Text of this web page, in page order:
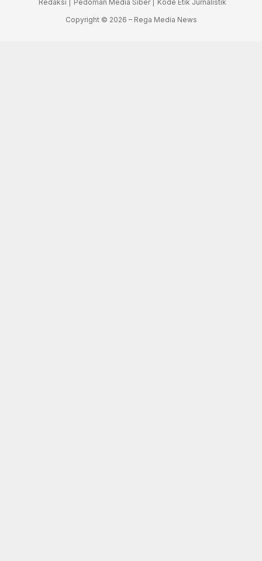
Redaksi | Pedoman Media Siber |
Kode Etik Jurnalistik
Copyright © 2026 – Rega Media News